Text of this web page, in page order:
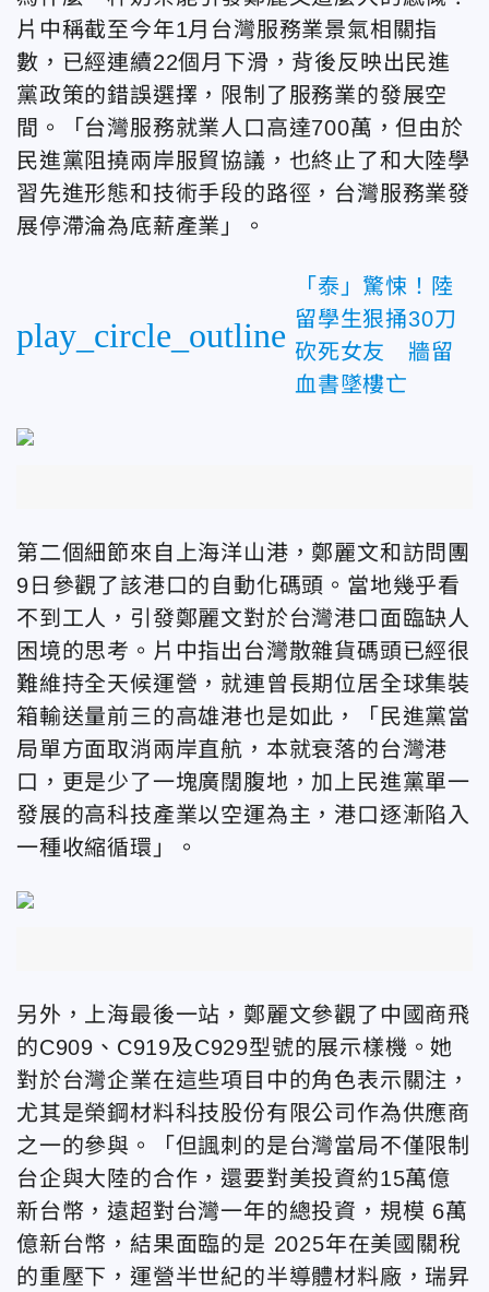
片中稱截至今年1月台灣服務業景氣相關指
數，已經連續22個月下滑， 背後反映出民進
黨政策的錯誤選擇，限制了服務業的發展空
間。「台灣服務就業人口高達700萬，但由於
民進黨阻撓兩岸服貿協議，也終止了和大陸學
習先進形態和技術手段的路徑，台灣服務業發
展停滯淪為底薪產業」。
play_circle_outline
「泰」驚悚！陸
留學生狠捅30刀
砍死女友 牆留
血書墜樓亡
第二個細節來自上海洋山港，鄭麗文和訪問團
9日參觀了該港口的自動化碼頭。當地幾乎看
不到工人，引發鄭麗文對於台灣港口面臨缺人
困境的思考。片中指出台灣散雜貨碼頭已經很
難維持全天候運營，就連曾長期位居全球集裝
箱輸送量前三的高雄港也是如此，「民進黨當
局單方面取消兩岸直航，本就衰落的台灣港
口，更是少了一塊廣闊腹地，加上民進黨單一
發展的高科技產業以空運為主，港口逐漸陷入
一種收縮循環」。
另外，上海最後一站，鄭麗文參觀了中國商飛
的C909、C919及C929型號的展示樣機。她
對於台灣企業在這些項目中的角色表示關注，
尤其是榮鋼材料科技股份有限公司作為供應商
之一的參與。「 但諷刺的是台灣當局不僅限制
台企與大陸的合作，還要對美投資約15萬億
新台幣，遠超對台灣一年的總投資，規模 6萬
億新台幣，結果面臨的是 2025年在美國關稅
的重壓下，運營半世紀的半導體材料廠，瑞昇